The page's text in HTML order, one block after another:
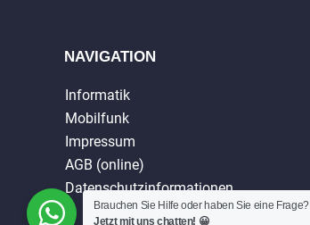
NAVIGATION
Informatik
Mobilfunk
Impressum
AGB (online)
Datenschutzinformationen
Brauchen Sie Hilfe oder haben Sie eine Frage?
Jetzt mit uns chatten! 😀